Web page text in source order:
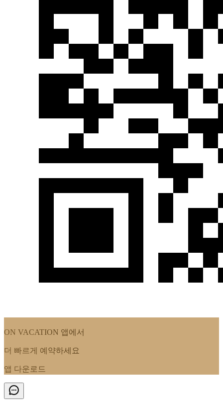
ON VACATION 앱에서
더 빠르게 예약하세요
앱 다운로드